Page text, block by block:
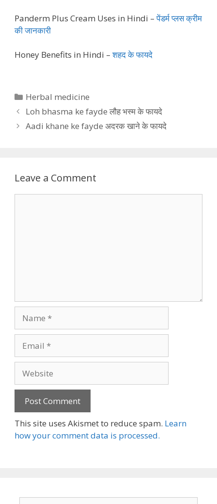
Panderm Plus Cream Uses in Hindi –पेंडर्म प्लस क्रीम
की जानकारी
Honey Benefits in Hindi –शहद के फायदे
Categories
Herbal medicine
Loh bhasma ke fayde लौह भस्म के फायदे
Aadi khane ke fayde अदरक खाने के फायदे
Leave a Comment
This site uses Akismet to reduce spam. Learn
how your comment data is processed.